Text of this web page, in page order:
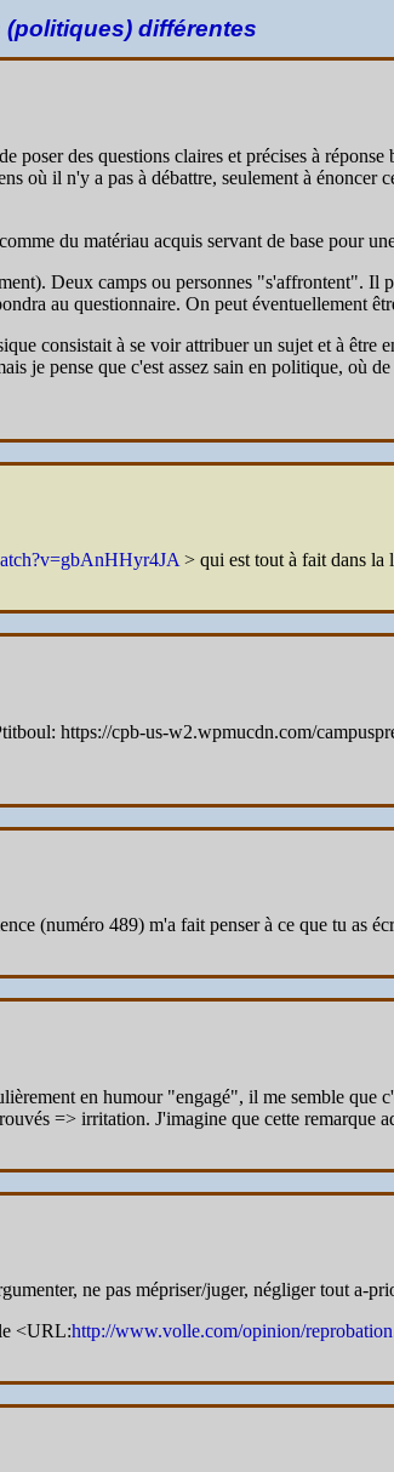
différentes
poser des questions claires et précises à
où il n'y a pas à débattre, seulement à
du matériau acquis servant de base pour
Deux camps ou personnes "s'affrontent". Il
au questionnaire. On peut éventuellement
consistait à se voir attribuer un sujet et à être
je pense que c'est assez sain en politique, où
> qui est tout à fait dans la
https://cpb-us-w2.wpmucdn.com/
(numéro 489) m'a fait penser à ce que tu as
en humour "engagé", il me semble
=> irritation. J'imagine que cette remarque
ne pas mépriser/juger, négliger tout
<URL:http://www.volle.com/opinion/